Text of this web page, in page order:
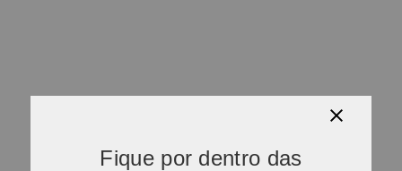
Fique por dentro das